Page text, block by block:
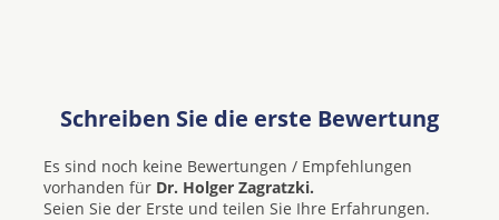
Schreiben Sie die erste Bewertung
Es sind noch keine Bewertungen / Empfehlungen
vorhanden für Dr. Holger Zagratzki.
Seien Sie der Erste und teilen Sie Ihre Erfahrungen.